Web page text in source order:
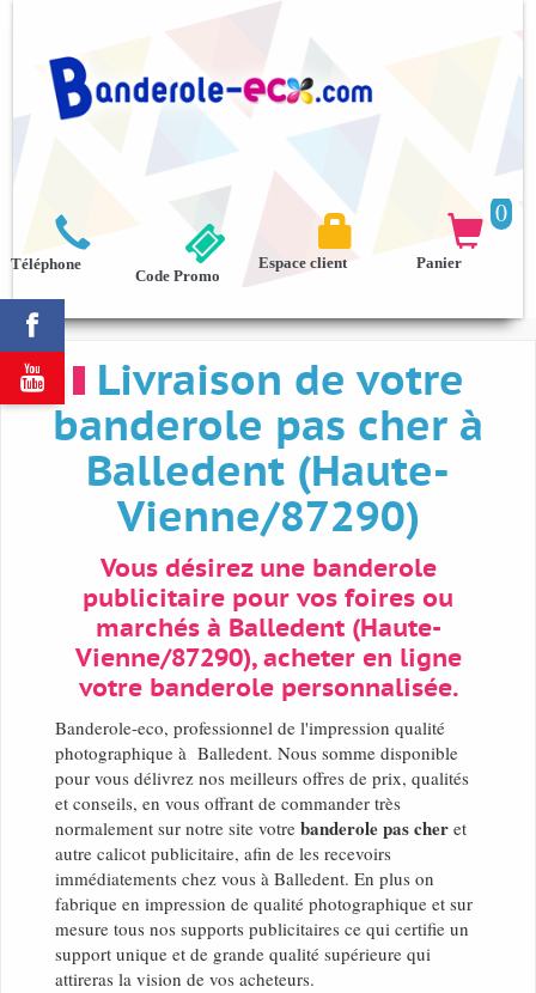



Téléphone
0

Panier

Espace client
Code Promo
Livraison de votre
banderole pas cher à
Balledent (Haute-
Vienne/87290)
Vous désirez une banderole
publicitaire pour vos foires ou
marchés à Balledent (Haute-
Vienne/87290), acheter en ligne
votre banderole personnalisée.
Banderole-eco, professionnel de l'impression qualité
photographique à Balledent. Nous somme disponible
pour vous délivrez nos meilleurs offres de prix, qualités
et conseils, en vous offrant de commander très
normalement sur notre site votre banderole pas cher et
autre calicot publicitaire, afin de les recevoirs
immédiatements chez vous à Balledent. En plus on
fabrique en impression de qualité photographique et sur
mesure tous nos supports publicitaires ce qui certifie un
support unique et de grande qualité supérieure qui
attireras la vision de vos acheteurs.